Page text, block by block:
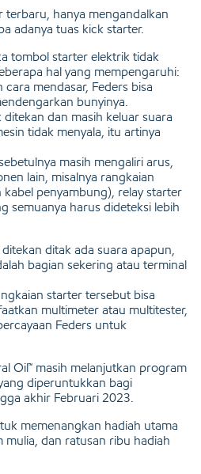
terbaru, hanya mengandalkan
adanya tuas kick starter.
tombol starter elektrik tidak
hal yang mempengaruhi:
mendasar, Feders bisa
bunyinya.
dan masih keluar suara
tidak menyala, itu artinya
masih mengaliri arus,
lain, misalnya rangkaian
penyambung), relay starter
semuanya harus dideteksi lebih
ditak ada suara apapun,
bagian sekering atau terminal
starter tersebut bisa
multimeter atau multitester,
Feders untuk
Oil™ masih melanjutkan program
diperuntukkan bagi
akhir Februari 2023.
memenangkan hadiah utama
dan ratusan ribu hadiah